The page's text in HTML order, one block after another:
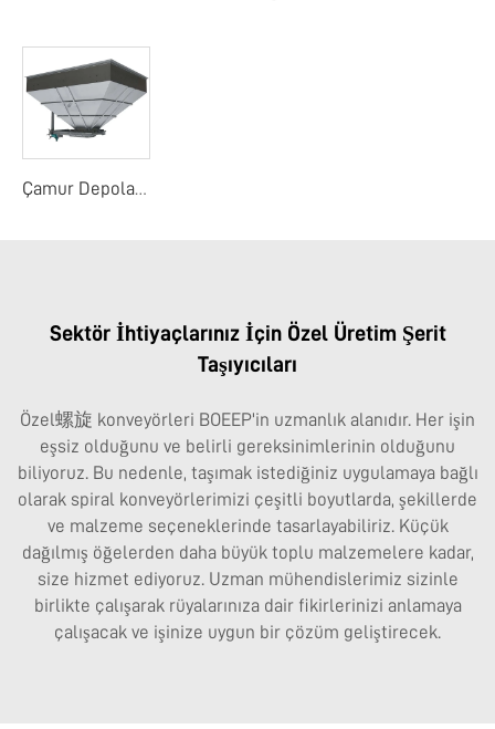
Çamur Depolama Yuvası
Sektör İhtiyaçlarınız İçin Özel Üretim Şerit
Taşıyıcıları
Özel螺旋 konveyörleri BOEEP'in uzmanlık alanıdır. Her işin
eşsiz olduğunu ve belirli gereksinimlerinin olduğunu
biliyoruz. Bu nedenle, taşımak istediğiniz uygulamaya bağlı
olarak spiral konveyörlerimizi çeşitli boyutlarda, şekillerde
ve malzeme seçeneklerinde tasarlayabiliriz. Küçük
dağılmış öğelerden daha büyük toplu malzemelere kadar,
size hizmet ediyoruz. Uzman mühendislerimiz sizinle
birlikte çalışarak rüyalarınıza dair fikirlerinizi anlamaya
çalışacak ve işinize uygun bir çözüm geliştirecek.